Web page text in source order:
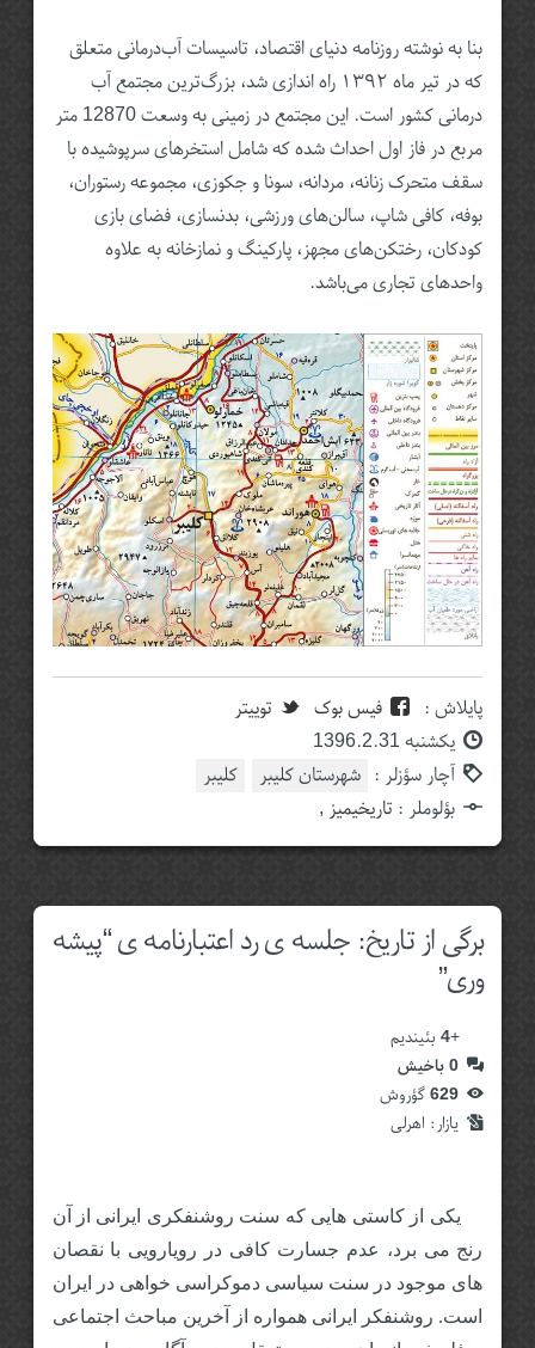
بنا به نوشته روزنامه دنیای اقتصاد، تاسیسات آب‌درمانی متعلق
که در تیر ماه ۱۳۹۲ راه اندازی شد، بزرگ‌ترین مجتمع آب
درمانی کشور است. این مجتمع در زمینی به وسعت 12870 متر
مربع در فاز اول احداث شده که شامل استخرهای سرپوشیده با
سقف متحرک زنانه، مردانه، سونا و جکوزی، مجموعه رستوران،
بوفه، کافی شاپ، سالن‌های ورزشی، بدنسازی، فضای بازی
کودکان، رختکن‌های مجهز، پارکینگ و نمازخانه به علاوه
واحدهای تجاری می‌باشد.
پایلاش : فیس بوک
توییتر
یکشنبه 1396.2.31
آچار سؤزلر : شهرستان کلیبر
کلیبر
بؤلوملر : تاریخیمیز ,
برگی از تاریخ: جلسه ی رد اعتبارنامه ی “پیشه
وری”
+
4بئیندیم
0باخیش
629گؤروش
یازار:‌ اهرلی
یکی از کاستی هایی که سنت روشنفکری ایرانی از آن
رنج می برد، عدم جسارت کافی در رویارویی با نقصان
های موجود در سنت سیاسی دموکراسی خواهی در ایران
است. روشنفکر ایرانی همواره از آخرین مباحث اجتماعی